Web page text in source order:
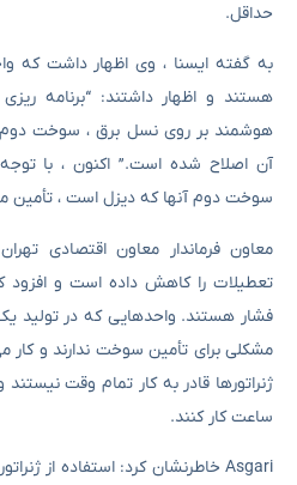
حداقل.
به گفته ایسنا ، وی اظهار داشت که
هستند و اظهار داشتند: “برنامه
هوشمند بر روی نسل برق ، سوخت دوم
آن اصلاح شده است.” اکنون ، با
سوخت دوم آنها که دیزل است ، تأمین
معاون فرماندار معاون اقتصادی
تعطیلات را کاهش داده است و
فشار هستند. واحدهایی که در تولید
مشکلی برای تأمین سوخت ندارند و کار
ساعت کار کنند.